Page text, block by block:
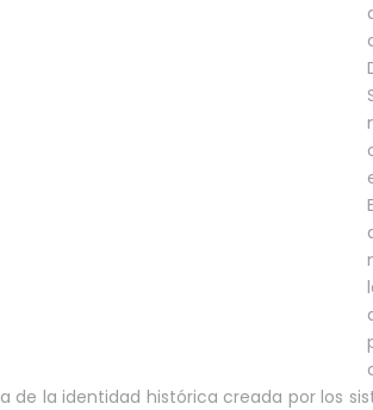
de la identidad histórica creada por los